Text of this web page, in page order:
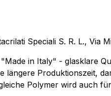
Speciali S. R. L., Via
in Italy" - glasklare
längere Produktionszeit,
Polymer wird auch